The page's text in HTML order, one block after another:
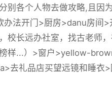
别各个人物去做攻略,且因
法开门>厨房>danu房间
校长远办社室，找古老师
样...）>窗户>yellow-
去礼品店买望远镜和睡衣